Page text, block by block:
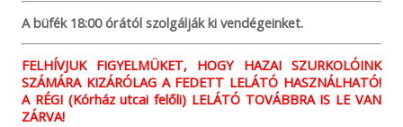
A büfék 18:00 órától szolgálják ki vendégeinket.
FELHÍVJUK FIGYELMÜKET, HOGY HAZAI SZURKOLÓINK
SZÁMÁRA KIZÁRÓLAG A FEDETT LELÁTÓ HASZNÁLHATÓ!
A RÉGI (Kórház utcai felőli) LELÁTÓ TOVÁBBRA IS LE VAN
ZÁRVA!